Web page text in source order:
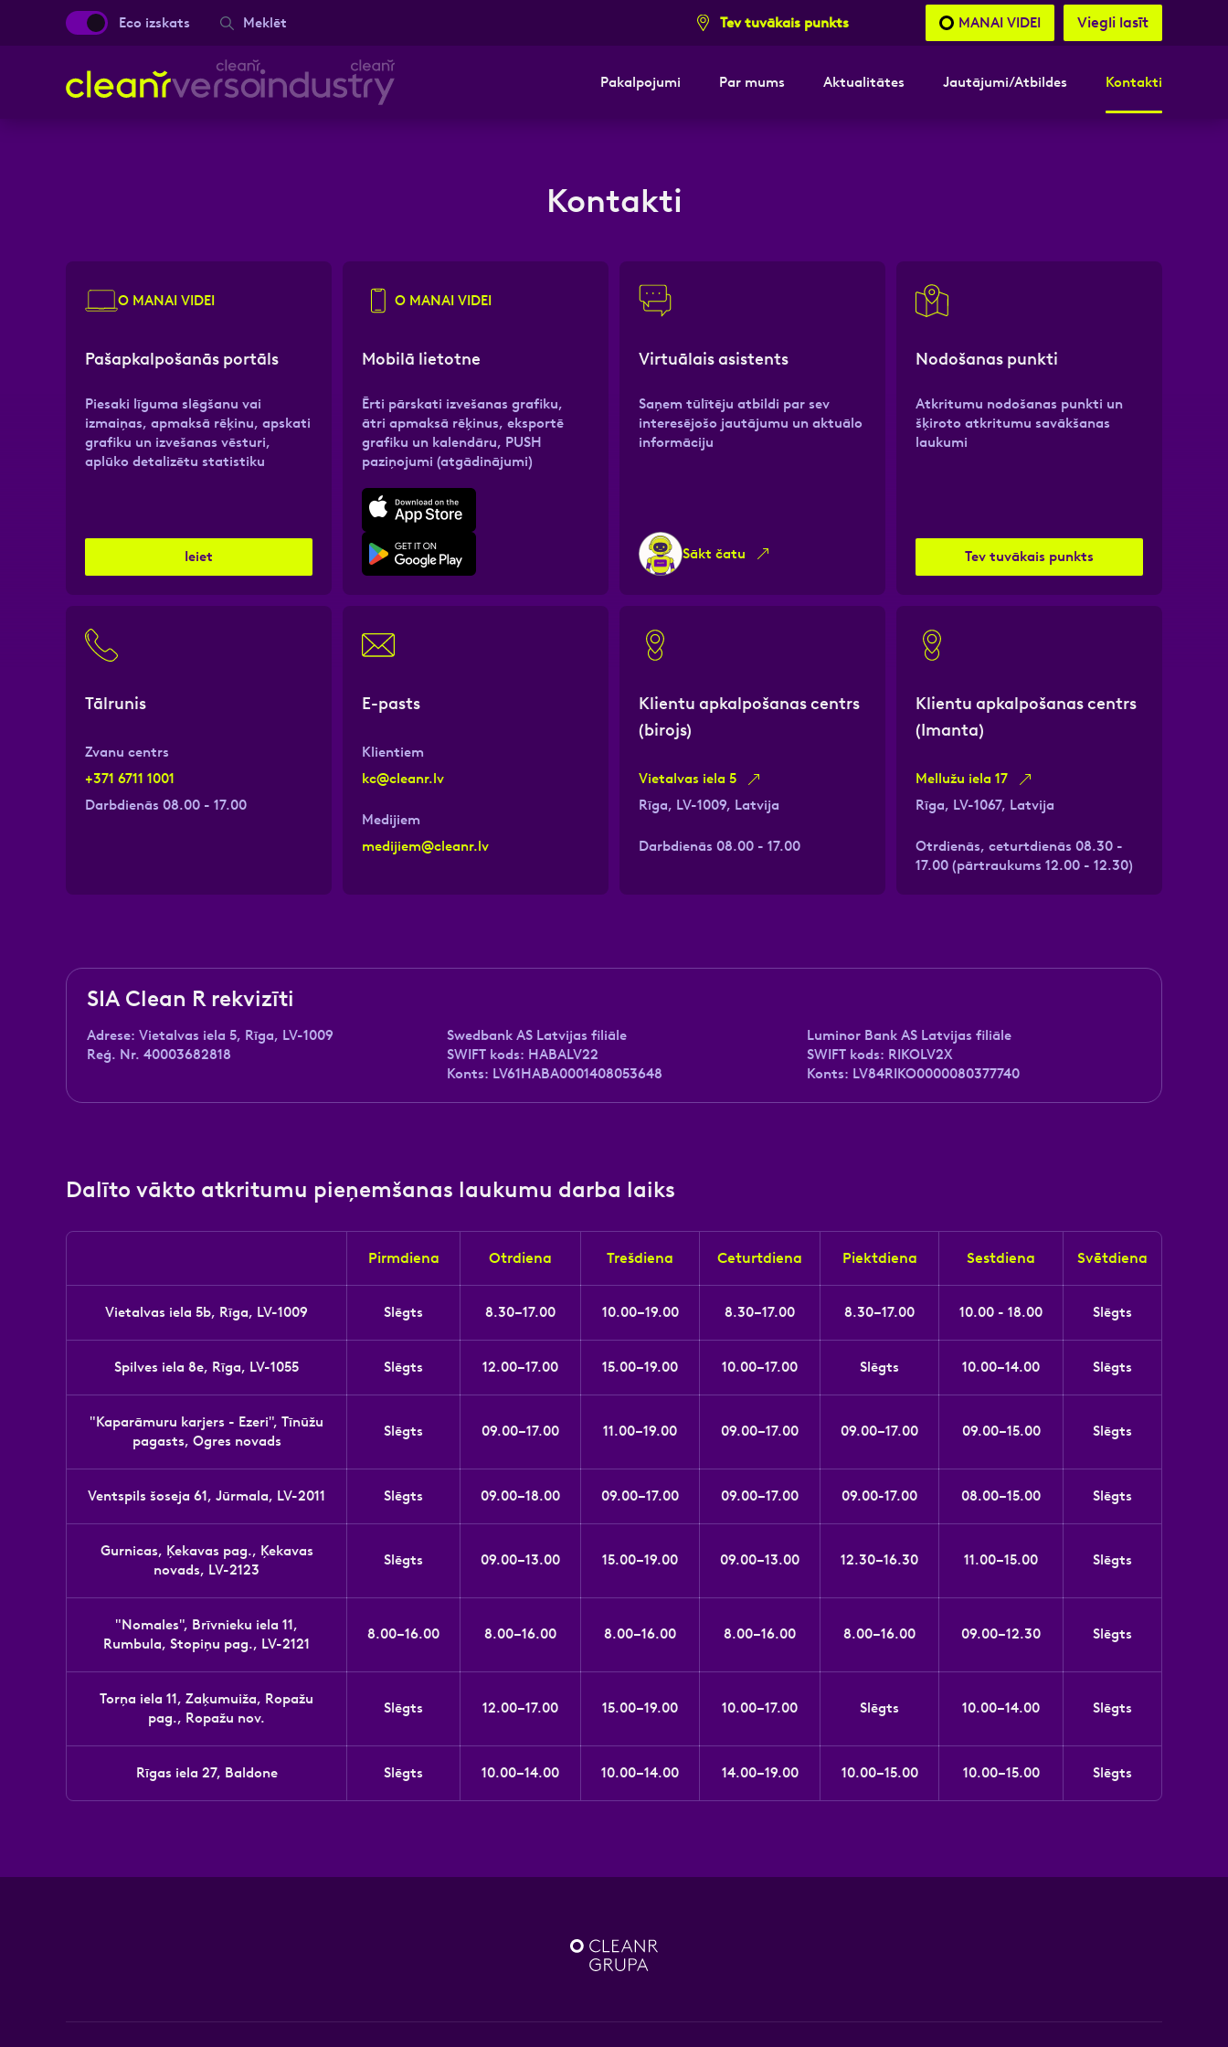
Eco izskats Meklēt Tev tuvākais punkts MANAI VIDEI Viegli lasīt
Pakalpojumi Par mums Aktualitātes Jautājumi/Atbildes Kontakti
Kontakti
O MANAI VIDEI
Pašapkalpošanās portāls
Piesaki līguma slēgšanu vai
izmaiņas, apmaksā rēķinu, apskati
grafiku un izvešanas vēsturi,
aplūko detalizētu statistiku
Ieiet
O MANAI VIDEI
Mobilā lietotne
Ērti pārskati izvešanas grafiku,
ātri apmaksā rēķinus, eksportē
grafiku un kalendāru, PUSH
paziņojumi (atgādinājumi)
Virtuālais asistents
Saņem tūlītēju atbildi par sev
interesējošo jautājumu un aktuālo
informāciju
Sākt čatu
Nodošanas punkti
Atkritumu nodošanas punkti un
šķiroto atkritumu savākšanas
laukumi
Tev tuvākais punkts
Tālrunis
Zvanu centrs
+371 6711 1001
Darbdienās 08.00 - 17.00
E-pasts
Klientiem
kc@cleanr.lv
Medijiem
medijiem@cleanr.lv
Klientu apkalpošanas centrs
(birojs)
Vietalvas iela 5
Rīga, LV-1009, Latvija
Darbdienās 08.00 - 17.00
Klientu apkalpošanas centrs
(Imanta)
Mellužu iela 17
Rīga, LV-1067, Latvija
Otrdienās, ceturtdienās 08.30 -
17.00 (pārtraukums 12.00 - 12.30)
SIA Clean R rekvizīti
Adrese: Vietalvas iela 5, Rīga, LV-1009
Reģ. Nr. 40003682818
Swedbank AS Latvijas filiāle
SWIFT kods: HABALV22
Konts: LV61HABA0001408053648
Luminor Bank AS Latvijas filiāle
SWIFT kods: RIKOLV2X
Konts: LV84RIKO0000080377740
Dalīto vākto atkritumu pieņemšanas laukumu darba laiks
Pirmdiena Otrdiena Trešdiena Ceturtdiena Piektdiena Sestdiena Svētdiena
Vietalvas iela 5b, Rīga, LV-1009 Slēgts 8.30–17.00 10.00–19.00 8.30–17.00 8.30–17.00 10.00 - 18.00 Slēgts
Spilves iela 8e, Rīga, LV-1055 Slēgts 12.00–17.00 15.00–19.00 10.00–17.00 Slēgts 10.00–14.00 Slēgts
"Kaparāmuru karjers - Ezeri", Tīnūžu
pagasts, Ogres novads
Slēgts 09.00–17.00 11.00–19.00 09.00–17.00 09.00–17.00 09.00–15.00 Slēgts
Ventspils šoseja 61, Jūrmala, LV-2011 Slēgts 09.00–18.00 09.00–17.00 09.00–17.00 09.00-17.00 08.00–15.00 Slēgts
Gurnicas, Ķekavas pag., Ķekavas
novads, LV-2123
Slēgts 09.00–13.00 15.00–19.00 09.00–13.00 12.30–16.30 11.00–15.00 Slēgts
"Nomales", Brīvnieku iela 11,
Rumbula, Stopiņu pag., LV-2121
8.00–16.00 8.00–16.00 8.00–16.00 8.00–16.00 8.00–16.00 09.00–12.30 Slēgts
Torņa iela 11, Zaķumuiža, Ropažu
pag., Ropažu nov.
Slēgts 12.00–17.00 15.00–19.00 10.00–17.00 Slēgts 10.00–14.00 Slēgts
Rīgas iela 27, Baldone Slēgts 10.00–14.00 10.00–14.00 14.00–19.00 10.00–15.00 10.00–15.00 Slēgts
Atzīmējiet, ka piekrītat personas datu apstrādei.Vairāk
Atzīmējiet, ka piekrītat personas datu apstrādei.Vairāk